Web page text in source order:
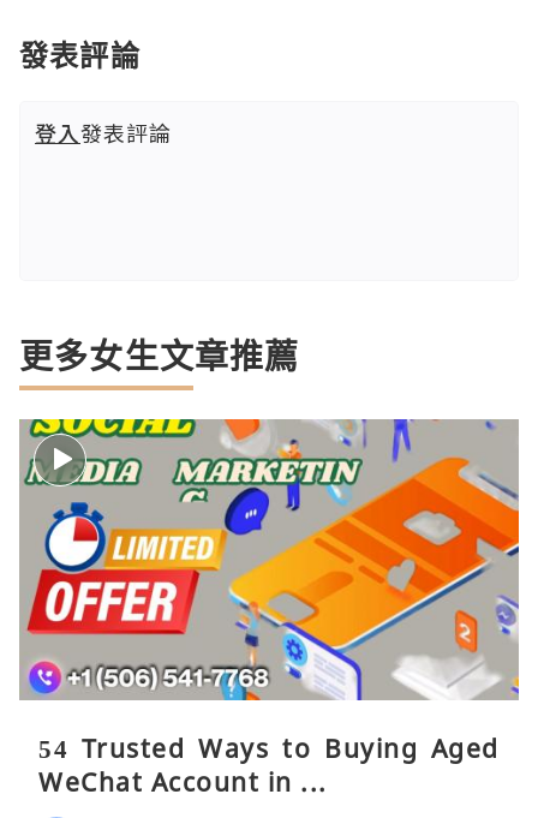
發表評論
登入發表評論
更多女生文章推薦
54 Trusted Ways to Buying Aged
WeChat Account in ...